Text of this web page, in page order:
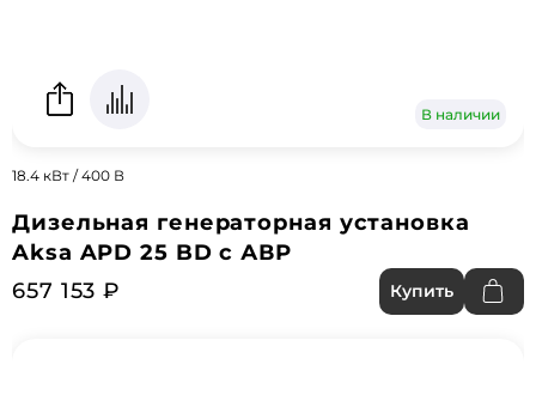
В наличии
18.4 кВт / 400 В
Дизельная генераторная установка
Aksa APD 25 BD с АВР
657 153 ₽
Купить